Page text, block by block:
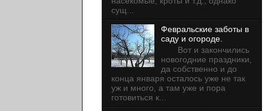
сущ...
Февральские заботы в
саду и огороде.
Вот и закончились
новогодние праздники,
да собственно и до
конца января осталось уже не так
уж и много, а там уже и пора
готовиться к...